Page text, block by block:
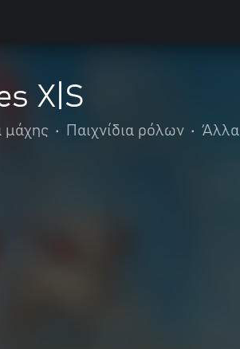
X|S
μάχης • Παιχνίδια ρόλων • Άλλα